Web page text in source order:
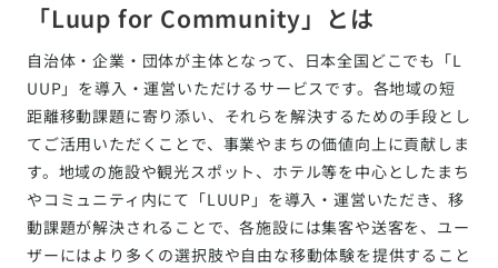
「Luup for Community」とは
自治体・企業・団体が主体となって、日本全国どこでも「L
UUP」を導入・運営いただけるサービスです。各地域の短
距離移動課題に寄り添い、それらを解決するための手段とし
てご活用いただくことで、事業やまちの価値向上に貢献しま
す。地域の施設や観光スポット、ホテル等を中心としたまち
やコミュニティ内にて「LUUP」を導入・運営いただき、移
動課題が解決されることで、各施設には集客や送客を、ユー
ザーにはより多くの選択肢や自由な移動体験を提供すること